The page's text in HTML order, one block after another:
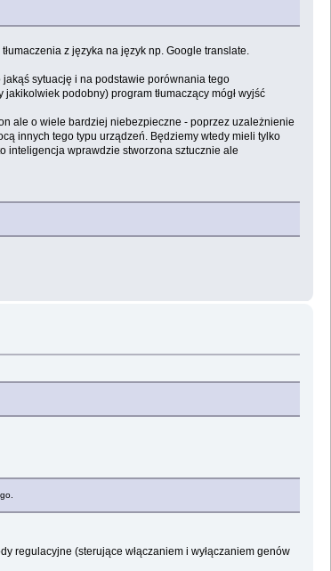
z języka na język np. Google translate.
sytuację i na podstawie porównania tego
podobny) program tłumaczący mógł wyjść
ale o wiele bardziej niebezpieczne - poprzez uzależnienie
innych tego typu urządzeń. Będziemy wtedy mieli tylko
inteligencja wprawdzie stworzona sztucznie ale
regulacyjne (sterujące włączaniem i wyłączaniem genów